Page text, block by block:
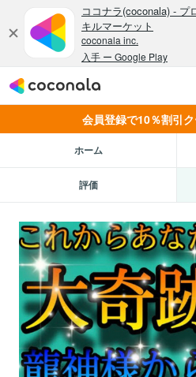
会員登録で10％割引
ホーム
評価